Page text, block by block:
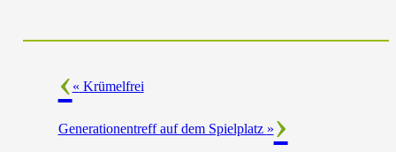
« Krümelfrei
Generationentreff auf dem Spielplatz »